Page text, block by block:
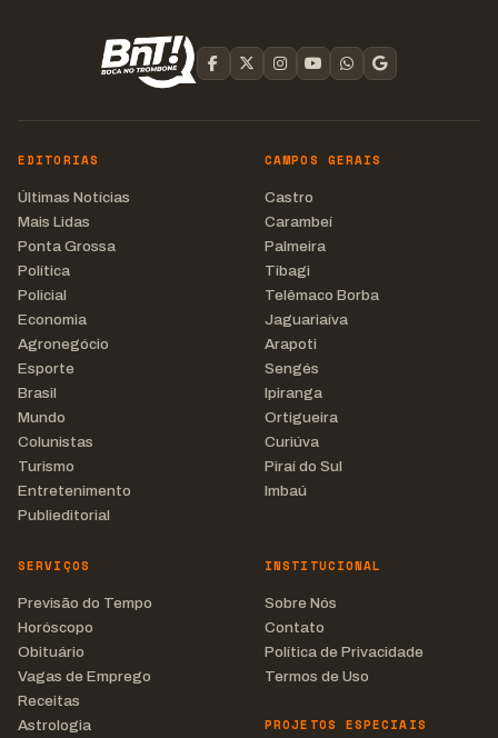
EDITORIAS
Últimas Notícias
Mais Lidas
Ponta Grossa
Política
Policial
Economia
Agronegócio
Esporte
Brasil
Mundo
Colunistas
Turismo
Entretenimento
Publieditorial
CAMPOS GERAIS
Castro
Carambeí
Palmeira
Tibagi
Telêmaco Borba
Jaguariaíva
Arapoti
Sengés
Ipiranga
Ortigueira
Curiúva
Piraí do Sul
Imbaú
SERVIÇOS
Previsão do Tempo
Horóscopo
Obituário
Vagas de Emprego
Receitas
Astrologia
INSTITUCIONAL
Sobre Nós
Contato
Política de Privacidade
Termos de Uso
PROJETOS ESPECIAIS